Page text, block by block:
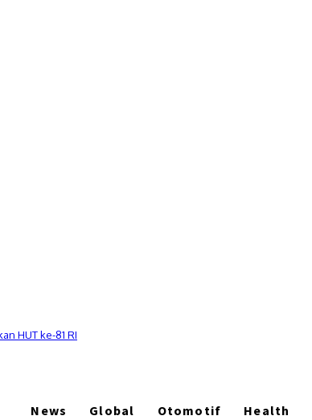
HUT ke-81 RI
News Global Otomotif Health